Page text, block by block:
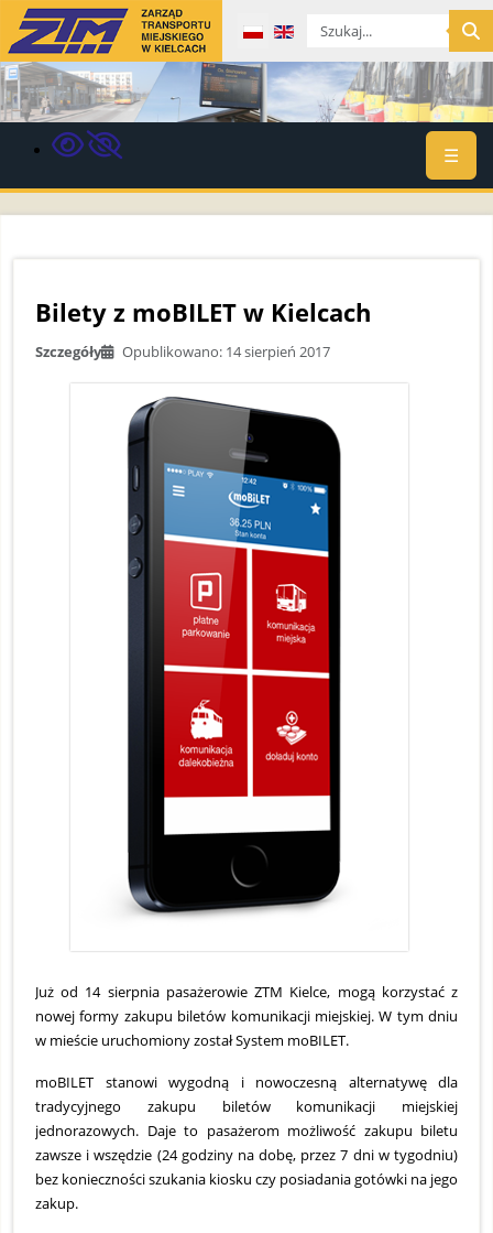
Wybierz swój język
☰
Bilety z moBILET w Kielcach
Szczegóły Opublikowano: 14 sierpień 2017
Już od 14 sierpnia pasażerowie ZTM Kielce, mogą korzystać z
nowej formy zakupu biletów komunikacji miejskiej. W tym dniu
w mieście uruchomiony został System moBILET.
moBILET stanowi wygodną i nowoczesną alternatywę dla
tradycyjnego zakupu biletów komunikacji miejskiej
jednorazowych. Daje to pasażerom możliwość zakupu biletu
zawsze i wszędzie (24 godziny na dobę, przez 7 dni w tygodniu)
bez konieczności szukania kiosku czy posiadania gotówki na jego
zakup.